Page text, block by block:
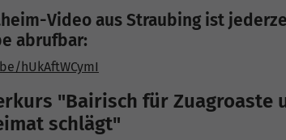
Video aus Straubing ist
abrufbar:
hUkAftWCymI
"Bairisch für Zuagroaste
schlägt"